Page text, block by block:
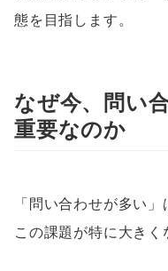
態を目指します。
なぜ今、問い
重要なのか
「問い合わせが多い
この課題が特に大きく